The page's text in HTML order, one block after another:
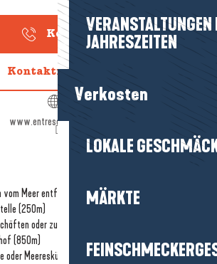
JAHRESZEITEN
Verkosten
LOKALE
MÄRKTE
Kontakt
Kontaktieren Sie uns
www.entreseletsable.com
Meer entfernt
(250m)
oder zum Stadtzentrum
(850m)
oder Meeresküste
(550m)